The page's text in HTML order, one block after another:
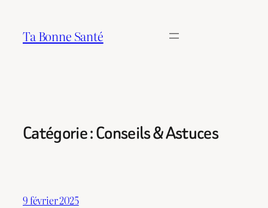
contenu
Ta Bonne Santé
Catégorie :Conseils & Astuces
9 février 2025